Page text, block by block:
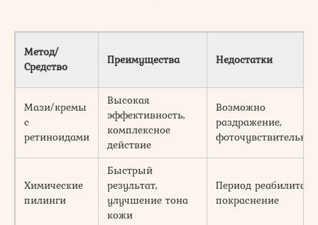
Метод/
Средство
Преимущества Недостатки
Мази/кремы
с
ретиноидами
Высокая
эффективность,
комплексное
действие
Возможно
раздражение,
Химические
пилинги
Быстрый
результат,
улучшение тона
кожи
Период
покраснение